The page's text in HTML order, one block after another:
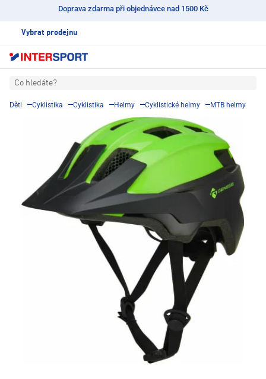
Doprava zdarma při objednávce nad 1500 Kč
Vybrat prodejnu
Co hledáte?
Děti Cyklistika Cyklistika Helmy Cyklistické helmy MTB helmy